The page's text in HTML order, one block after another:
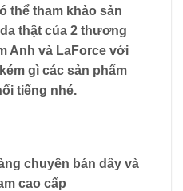
thể tham khảo sản
thật của 2 thương
Anh và LaForce với
gì các sản phẩm
tiếng nhé.
chuyên bán dây và
cao cấp